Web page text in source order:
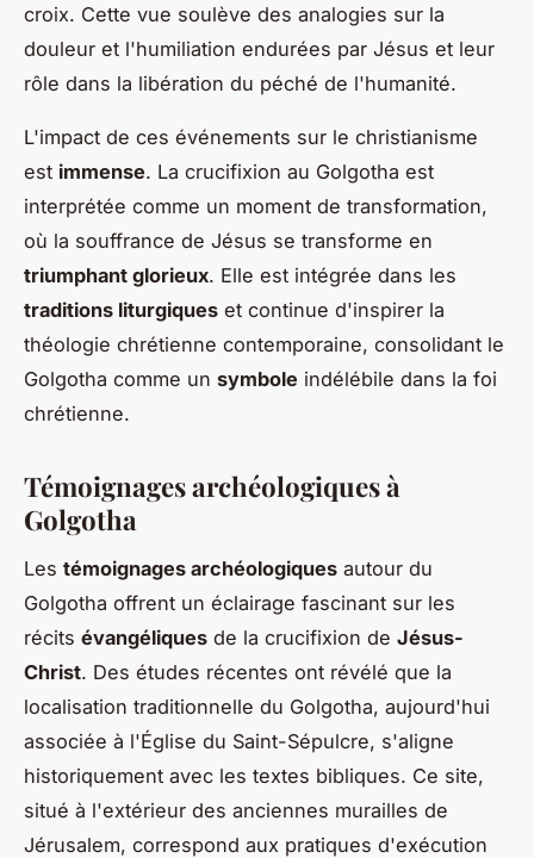
croix. Cette vue soulève des analogies sur la
douleur et l'humiliation endurées par Jésus et leur
rôle dans la libération du péché de l'humanité.
L'impact de ces événements sur le christianisme
est immense. La crucifixion au Golgotha est
interprétée comme un moment de transformation,
où la souffrance de Jésus se transforme en
triumphant glorieux. Elle est intégrée dans les
traditions liturgiques et continue d'inspirer la
théologie chrétienne contemporaine, consolidant le
Golgotha comme un symbole indélébile dans la foi
chrétienne.
Témoignages archéologiques à
Golgotha
Les témoignages archéologiques autour du
Golgotha offrent un éclairage fascinant sur les
récits évangéliques de la crucifixion de Jésus-
Christ. Des études récentes ont révélé que la
localisation traditionnelle du Golgotha, aujourd'hui
associée à l'Église du Saint-Sépulcre, s'aligne
historiquement avec les textes bibliques. Ce site,
situé à l'extérieur des anciennes murailles de
Jérusalem, correspond aux pratiques d'exécution